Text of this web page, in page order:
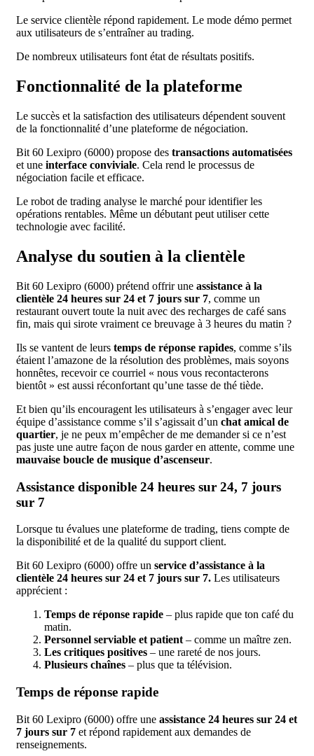
Le service clientèle répond rapidement. Le mode démo permet
aux utilisateurs de s’entraîner au trading.
De nombreux utilisateurs font état de résultats positifs.
Fonctionnalité de la plateforme
Le succès et la satisfaction des utilisateurs dépendent souvent
de la fonctionnalité d’une plateforme de négociation.
Bit 60 Lexipro (6000) propose des transactions automatisées
et une interface conviviale. Cela rend le processus de
négociation facile et efficace.
Le robot de trading analyse le marché pour identifier les
opérations rentables. Même un débutant peut utiliser cette
technologie avec facilité.
Analyse du soutien à la clientèle
Bit 60 Lexipro (6000) prétend offrir une assistance à la
clientèle 24 heures sur 24 et 7 jours sur 7, comme un
restaurant ouvert toute la nuit avec des recharges de café sans
fin, mais qui sirote vraiment ce breuvage à 3 heures du matin ?
Ils se vantent de leurs temps de réponse rapides, comme s’ils
étaient l’amazone de la résolution des problèmes, mais soyons
honnêtes, recevoir ce courriel « nous vous recontacterons
bientôt » est aussi réconfortant qu’une tasse de thé tiède.
Et bien qu’ils encouragent les utilisateurs à s’engager avec leur
équipe d’assistance comme s’il s’agissait d’un chat amical de
quartier, je ne peux m’empêcher de me demander si ce n’est
pas juste une autre façon de nous garder en attente, comme une
mauvaise boucle de musique d’ascenseur.
Assistance disponible 24 heures sur 24, 7 jours
sur 7
Lorsque tu évalues une plateforme de trading, tiens compte de
la disponibilité et de la qualité du support client.
Bit 60 Lexipro (6000) offre un service d’assistance à la
clientèle 24 heures sur 24 et 7 jours sur 7. Les utilisateurs
apprécient :
Temps de réponse rapide – plus rapide que ton café du
matin.
Personnel serviable et patient – comme un maître zen.
Les critiques positives – une rareté de nos jours.
Plusieurs chaînes – plus que ta télévision.
Temps de réponse rapide
Bit 60 Lexipro (6000) offre une assistance 24 heures sur 24 et
7 jours sur 7 et répond rapidement aux demandes de
renseignements.